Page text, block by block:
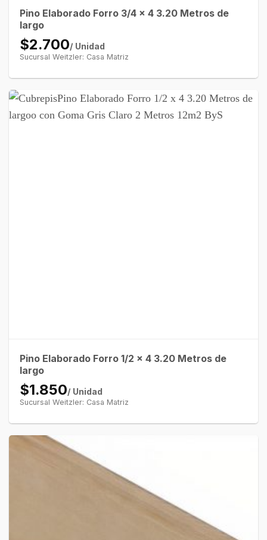
Pino Elaborado Forro 3/4 x 4 3.20 Metros de
largo
$2.700/ Unidad
Sucursal Weitzler: Casa Matriz
Pino Elaborado Forro 1/2 x 4 3.20 Metros de
largo
$1.850/ Unidad
Sucursal Weitzler: Casa Matriz